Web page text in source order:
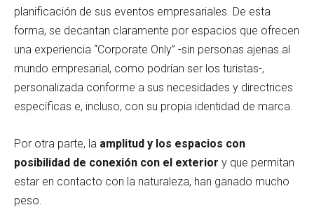
planificación de sus eventos empresariales. De esta
forma, se decantan claramente por espacios que ofrecen
una experiencia “Corporate Only” -sin personas ajenas al
mundo empresarial, como podrían ser los turistas-,
personalizada conforme a sus necesidades y directrices
específicas e, incluso, con su propia identidad de marca.
Por otra parte, la amplitud y los espacios con
posibilidad de conexión con el exterior y que permitan
estar en contacto con la naturaleza, han ganado mucho
peso.